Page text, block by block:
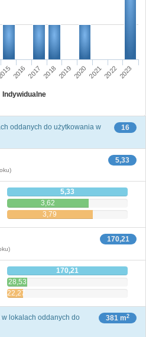
Indywidualne
2016 2017 2018 2019 2020 202120222023
16
oddanych do użytkowania w
5,33
5,33
3,62
3,79
170,21
170,21
28,53
22,27
381 m2
lokalach oddanych do